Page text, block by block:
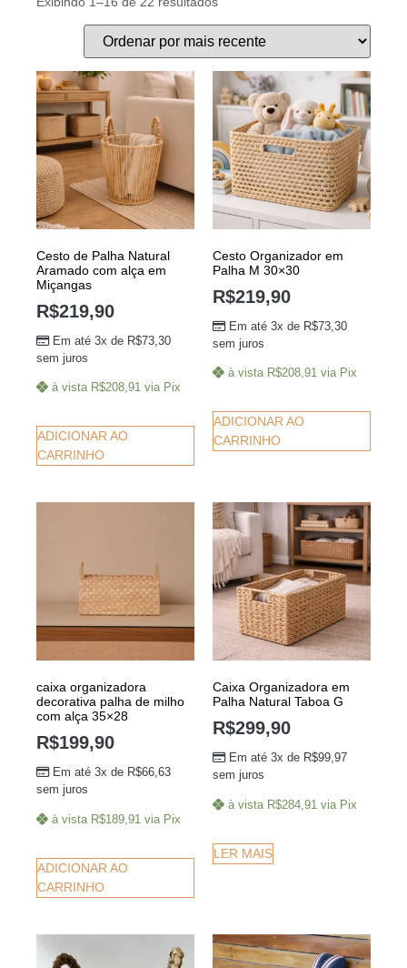
Cesto de Palha Natural
Aramado com alça em
Miçangas
R$219,90
Em até 3x de R$73,30
sem juros
à vista R$208,91 via Pix
ADICIONAR AO
CARRINHO
Cesto Organizador em
Palha M 30×30
R$219,90
Em até 3x de R$73,30
sem juros
à vista R$208,91 via Pix
ADICIONAR AO
CARRINHO
caixa organizadora
decorativa palha de milho
com alça 35×28
R$199,90
Em até 3x de R$66,63
sem juros
à vista R$189,91 via Pix
ADICIONAR AO
CARRINHO
Caixa Organizadora em
Palha Natural Taboa G
R$299,90
Em até 3x de R$99,97
sem juros
à vista R$284,91 via Pix
LER MAIS